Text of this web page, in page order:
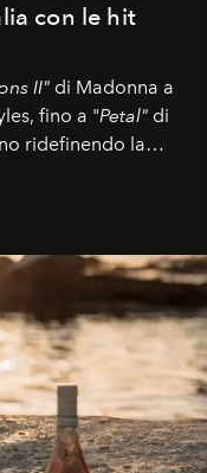
con le hit
II" di Madonna a
fino a "Petal" di
ridefinendo la